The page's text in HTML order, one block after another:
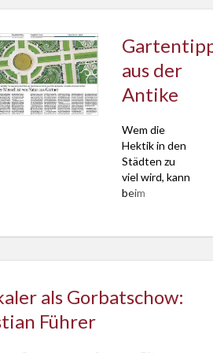
aus der
Antike
Wem die
Hektik in den
Städten zu
viel wird, kann
beim
dem 1.
Er wollte sich
hin- und
als Gorbatschow:
Führer